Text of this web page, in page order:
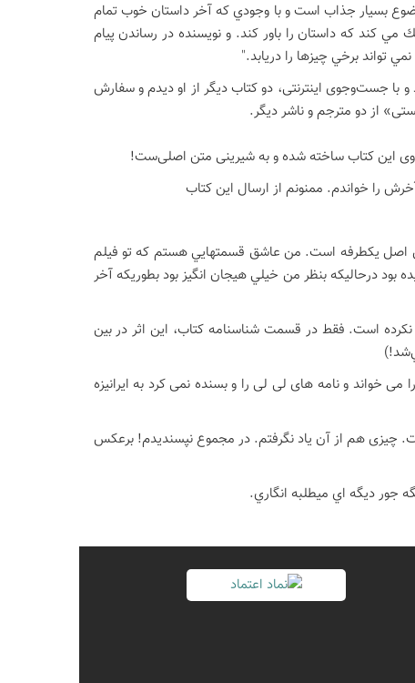
بسيار جذاب است و با وجودي كه آخر داستان خوب تمام
كند كه داستان را باور كند. و نويسنده در رساندن پيام
برخي چيزها را دريابد."
جست‌وجوی اینترنتی، دو کتاب دیگر از او دیدم و سفارش
از دو مترجم و ناشر دیگر.
آخرش را خواندم. ممنونم از ارسال این کتاب
اصل يكطرفه است. من عاشق قسمتهايي هستم كه تو فيلم
بود درحاليكه بنظر من خيلي هيجان انگيز بود بطوريكه آخر
نكرده است. فقط در قسمت شناسنامه كتاب، اين اثر در بين
خواند و نامه های لی لی را و بسنده نمی کرد به ایرانیزه
چیزی هم از آن یاد نگرفتم. در مجموع نپسندیدم! برعکس
جور ديگه اي ميطلبه انگاري.